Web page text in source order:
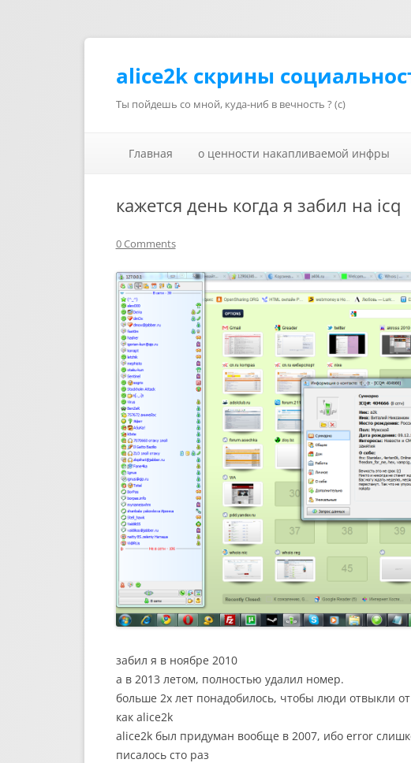
alice2k скрины
Ты пойдешь со мной, куда-ниб в вечность ? (с)
Главная
о ценности накапливаемой инфры
кажется день когда я забил на icq
0 Comments
забил я в ноябре 2010
а в 2013 летом, полностью удалил номер.
больше 2х лет понадобилось, чтобы люди отвыкли
как alice2k
alice2k был придуман вообще в 2007, ибо error
писалось сто раз